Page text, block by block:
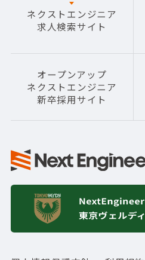
ネクストエンジニア
求人検索サイト
オープンアップ
ネクストエンジニア
新卒採用サイト